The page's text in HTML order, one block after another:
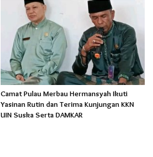
Camat Pulau Merbau Hermansyah Ikuti
Yasinan Rutin dan Terima Kunjungan KKN
UIN Suska Serta DAMKAR